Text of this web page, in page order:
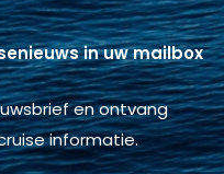
in uw mailbox
en ontvang
informatie.